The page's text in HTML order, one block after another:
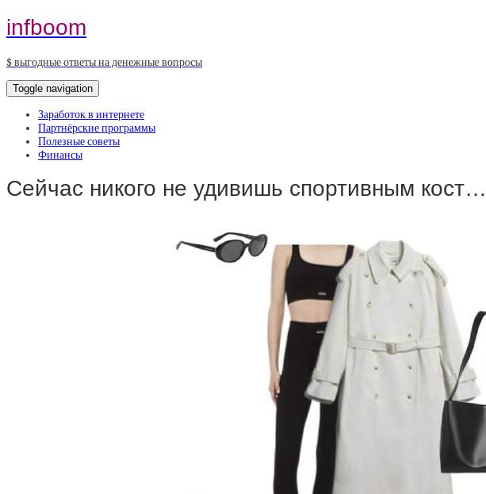
infboom
$ выгодные ответы на денежные вопросы
Toggle navigation
Заработок в интернете
Партнёрские программы
Полезные советы
Финансы
Сейчас никого не удивишь спортивным кост…